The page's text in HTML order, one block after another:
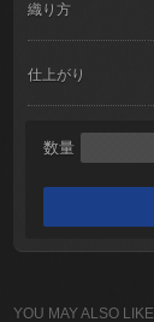
織り方
仕上がり
数量
YOU MAY ALSO LIKE